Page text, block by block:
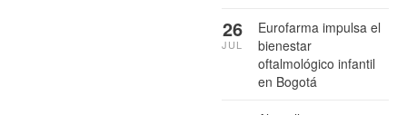
Eurofarma impulsa el
bienestar
oftalmológico infantil
en Bogotá
26
JUL